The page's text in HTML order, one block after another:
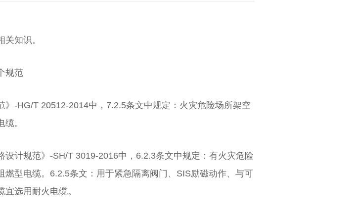
知识。
规范
-HG/T 20512-2014中，7.2.5条文中规定：火灾危险场所架空
。
计规范》-SH/T 3019-2016中，6.2.3条文中规定：有火灾危险
燃型电缆。6.2.5条文：用于紧急隔离阀门、SIS励磁动作、与可
选用耐火电缆。